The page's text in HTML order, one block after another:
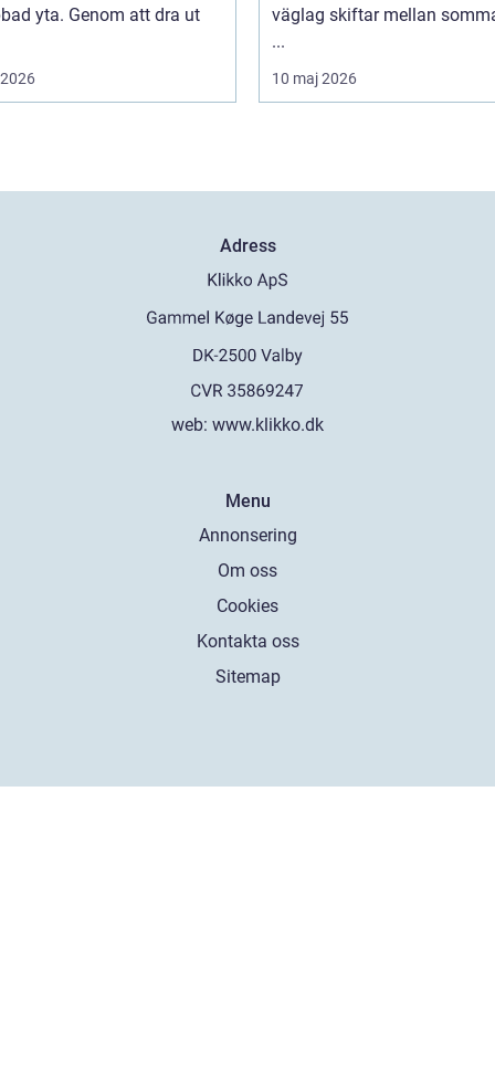
yta. Genom att dra ut
väglag skiftar mellan
...
10 maj 2026
Adress
web: www.klikko.dk
Menu
Annonsering
Om oss
Cookies
Kontakta oss
Sitemap